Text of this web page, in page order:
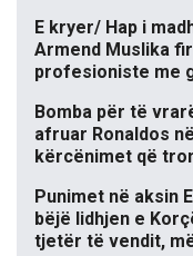
E kryer/ Hap i
Armend Muslika
profesioniste me
Bomba për të
afruar Ronaldos
kërcënimet që
Punimet në aksin
bëjë lidhjen e
tjetër të vendit,